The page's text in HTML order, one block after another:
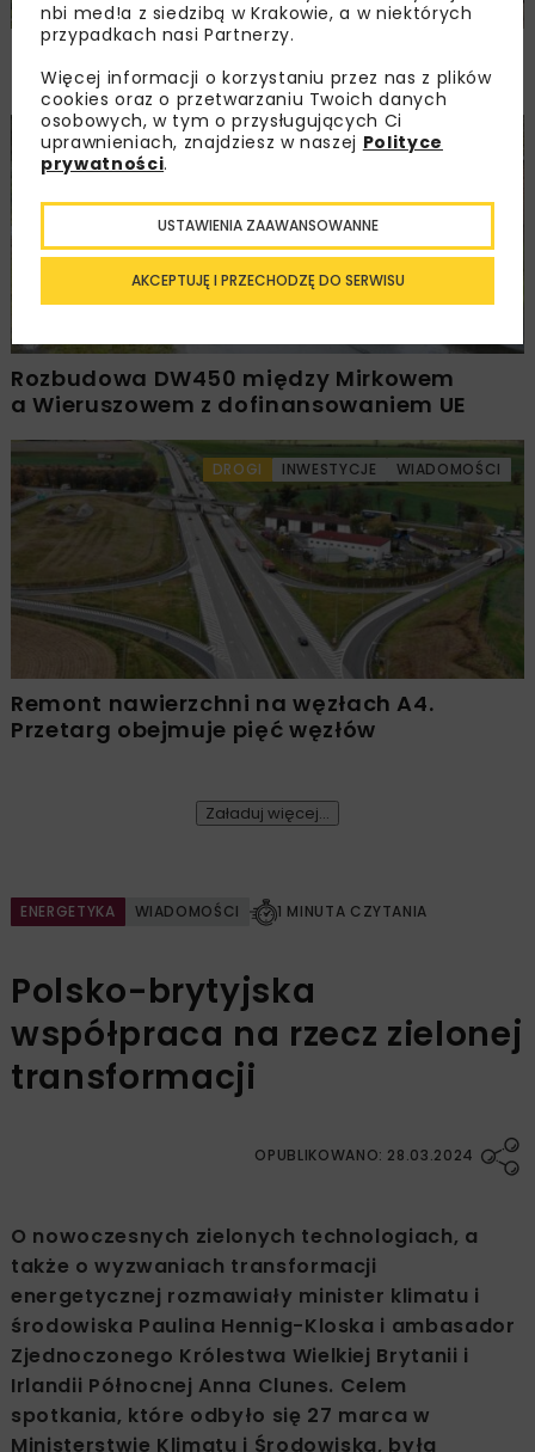
PKP PLK ogłosiły przetarg na odcinek Gdów
– Szczyrzyc projektu Podłęże–Piekiełko
DROGI INWESTYCJE WIADOMOŚCI
Rozbudowa DW450 między Mirkowem
a Wieruszowem z dofinansowaniem UE
DROGI INWESTYCJE WIADOMOŚCI
Remont nawierzchni na węzłach A4.
Przetarg obejmuje pięć węzłów
Załaduj więcej...
ENERGETYKA WIADOMOŚCI 1 MINUTA CZYTANIA
Polsko-brytyjska
współpraca na rzecz zielonej
transformacji
OPUBLIKOWANO: 28.03.2024
O nowoczesnych zielonych technologiach, a
także o wyzwaniach transformacji
energetycznej rozmawiały minister klimatu i
środowiska Paulina Hennig-Kloska i ambasador
Zjednoczonego Królestwa Wielkiej Brytanii i
Irlandii Północnej Anna Clunes. Celem
spotkania, które odbyło się 27 marca w
Ministerstwie Klimatu i Środowiska, była
nbi med!a z siedzibą w Krakowie, a w niektórych
przypadkach nasi Partnerzy.
Więcej informacji o korzystaniu przez nas z plików
cookies oraz o przetwarzaniu Twoich danych
osobowych, w tym o przysługujących Ci
uprawnieniach, znajdziesz w naszej Polityce
prywatności.
AKCEPTUJĘ I PRZECHODZĘ DO SERWISU
USTAWIENIA ZAAWANSOWANNE